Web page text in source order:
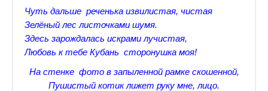
♪♫Рассказы★
♪♫Рассказы 2★
Top видео студии
Лучшее фото недели
Чуть дальше реченька извилистая, чистая
Зелёный лес листочками шумя.
Здесь зарождалась искрами лучистая,
Любовь к тебе Кубань сторонушка моя!
На стенке фото в запыленной рамке скошенной,
Пушистый котик лижет руку мне, лицо.